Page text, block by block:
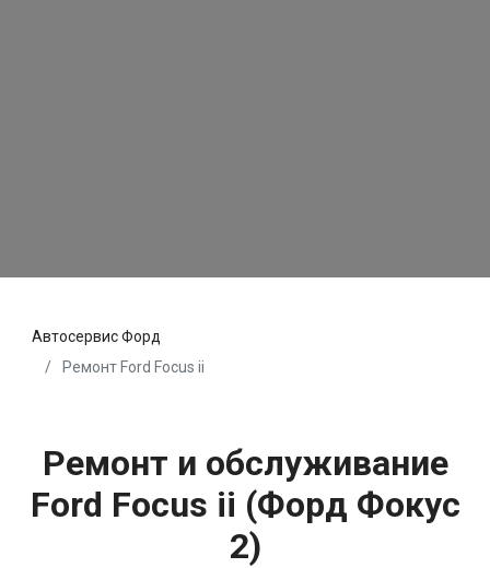
Автосервис Форд
Ремонт Ford Focus ii
Ремонт и обслуживание
Ford Focus ii (Форд Фокус
2)